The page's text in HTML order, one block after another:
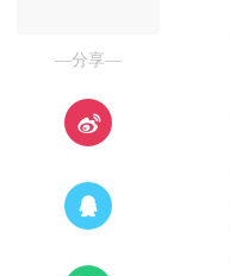
—分享—